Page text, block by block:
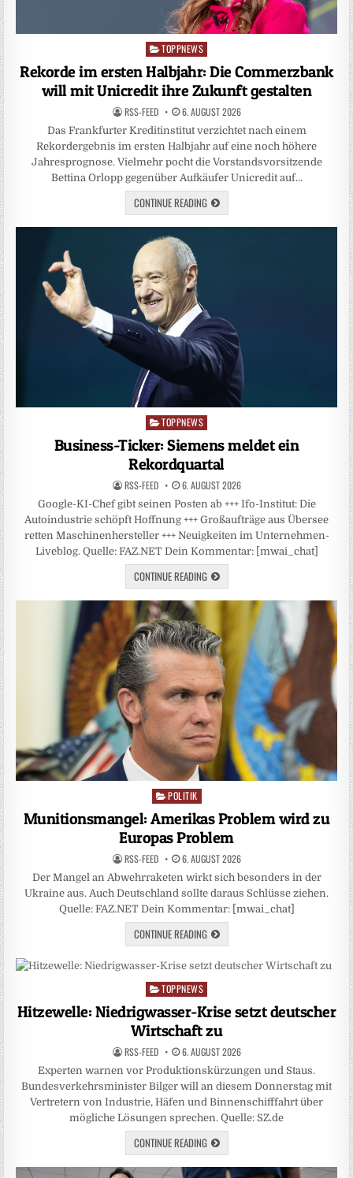
Posted
in
TOPPNEWS
Rekorde im ersten Halbjahr: Die Commerzbank
will mit Unicredit ihre Zukunft gestalten
RSS-FEED 6. AUGUST 2026
Das Frankfurter Kreditinstitut verzichtet nach einem
Rekordergebnis im ersten Halbjahr auf eine noch höhere
Jahresprognose. Vielmehr pocht die Vorstandsvorsitzende
Bettina Orlopp gegenüber Aufkäufer Unicredit auf…
CONTINUE READING
Posted
TOPPNEWS
Business-Ticker: Siemens meldet ein
Rekordquartal
RSS-FEED 6. AUGUST 2026
Google-KI-Chef gibt seinen Posten ab +++ Ifo-Institut: Die
Autoindustrie schöpft Hoffnung +++ Großaufträge aus Übersee
retten Maschinenhersteller +++ Neuigkeiten im Unternehmen-
Liveblog. Quelle: FAZ.NET Dein Kommentar: [mwai_chat]
CONTINUE READING
Posted
in
POLITIK
Munitionsmangel: Amerikas Problem wird zu
Europas Problem
RSS-FEED 6. AUGUST 2026
Der Mangel an Abwehrraketen wirkt sich besonders in der
Ukraine aus. Auch Deutschland sollte daraus Schlüsse ziehen.
Quelle: FAZ.NET Dein Kommentar: [mwai_chat]
CONTINUE READING
Posted
TOPPNEWS
Hitzewelle: Niedrigwasser-Krise setzt deutscher
Wirtschaft zu
RSS-FEED 6. AUGUST 2026
Experten warnen vor Produktionskürzungen und Staus.
Bundesverkehrsminister Bilger will an diesem Donnerstag mit
Vertretern von Industrie, Häfen und Binnenschifffahrt über
mögliche Lösungen sprechen. Quelle: SZ.de
CONTINUE READING